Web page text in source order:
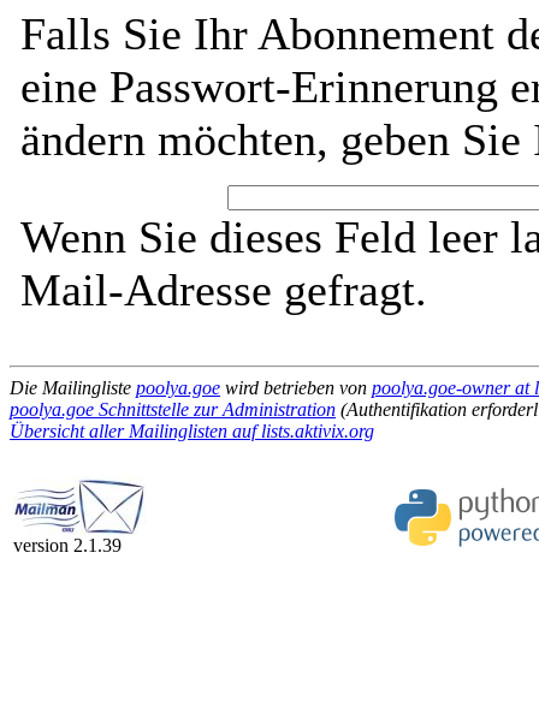
Falls Sie Ihr Abonnement
eine Passwort-Erinnerung
ändern möchten, geben
Wenn Sie dieses Feld leer
Mail-Adresse gefragt.
Die Mailingliste poolya.goe wird betrieben von poolya.goe-owner at
poolya.goe Schnittstelle zur Administration (Authentifikation
Übersicht aller Mailinglisten auf lists.aktivix.org
version 2.1.39